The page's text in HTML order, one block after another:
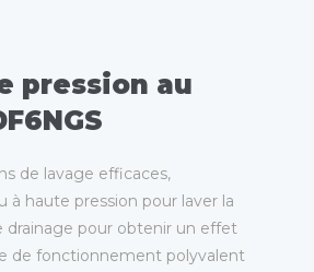
pression au
de lavage efficaces,
à haute pression pour laver la
drainage pour obtenir un effet
de fonctionnement polyvalent